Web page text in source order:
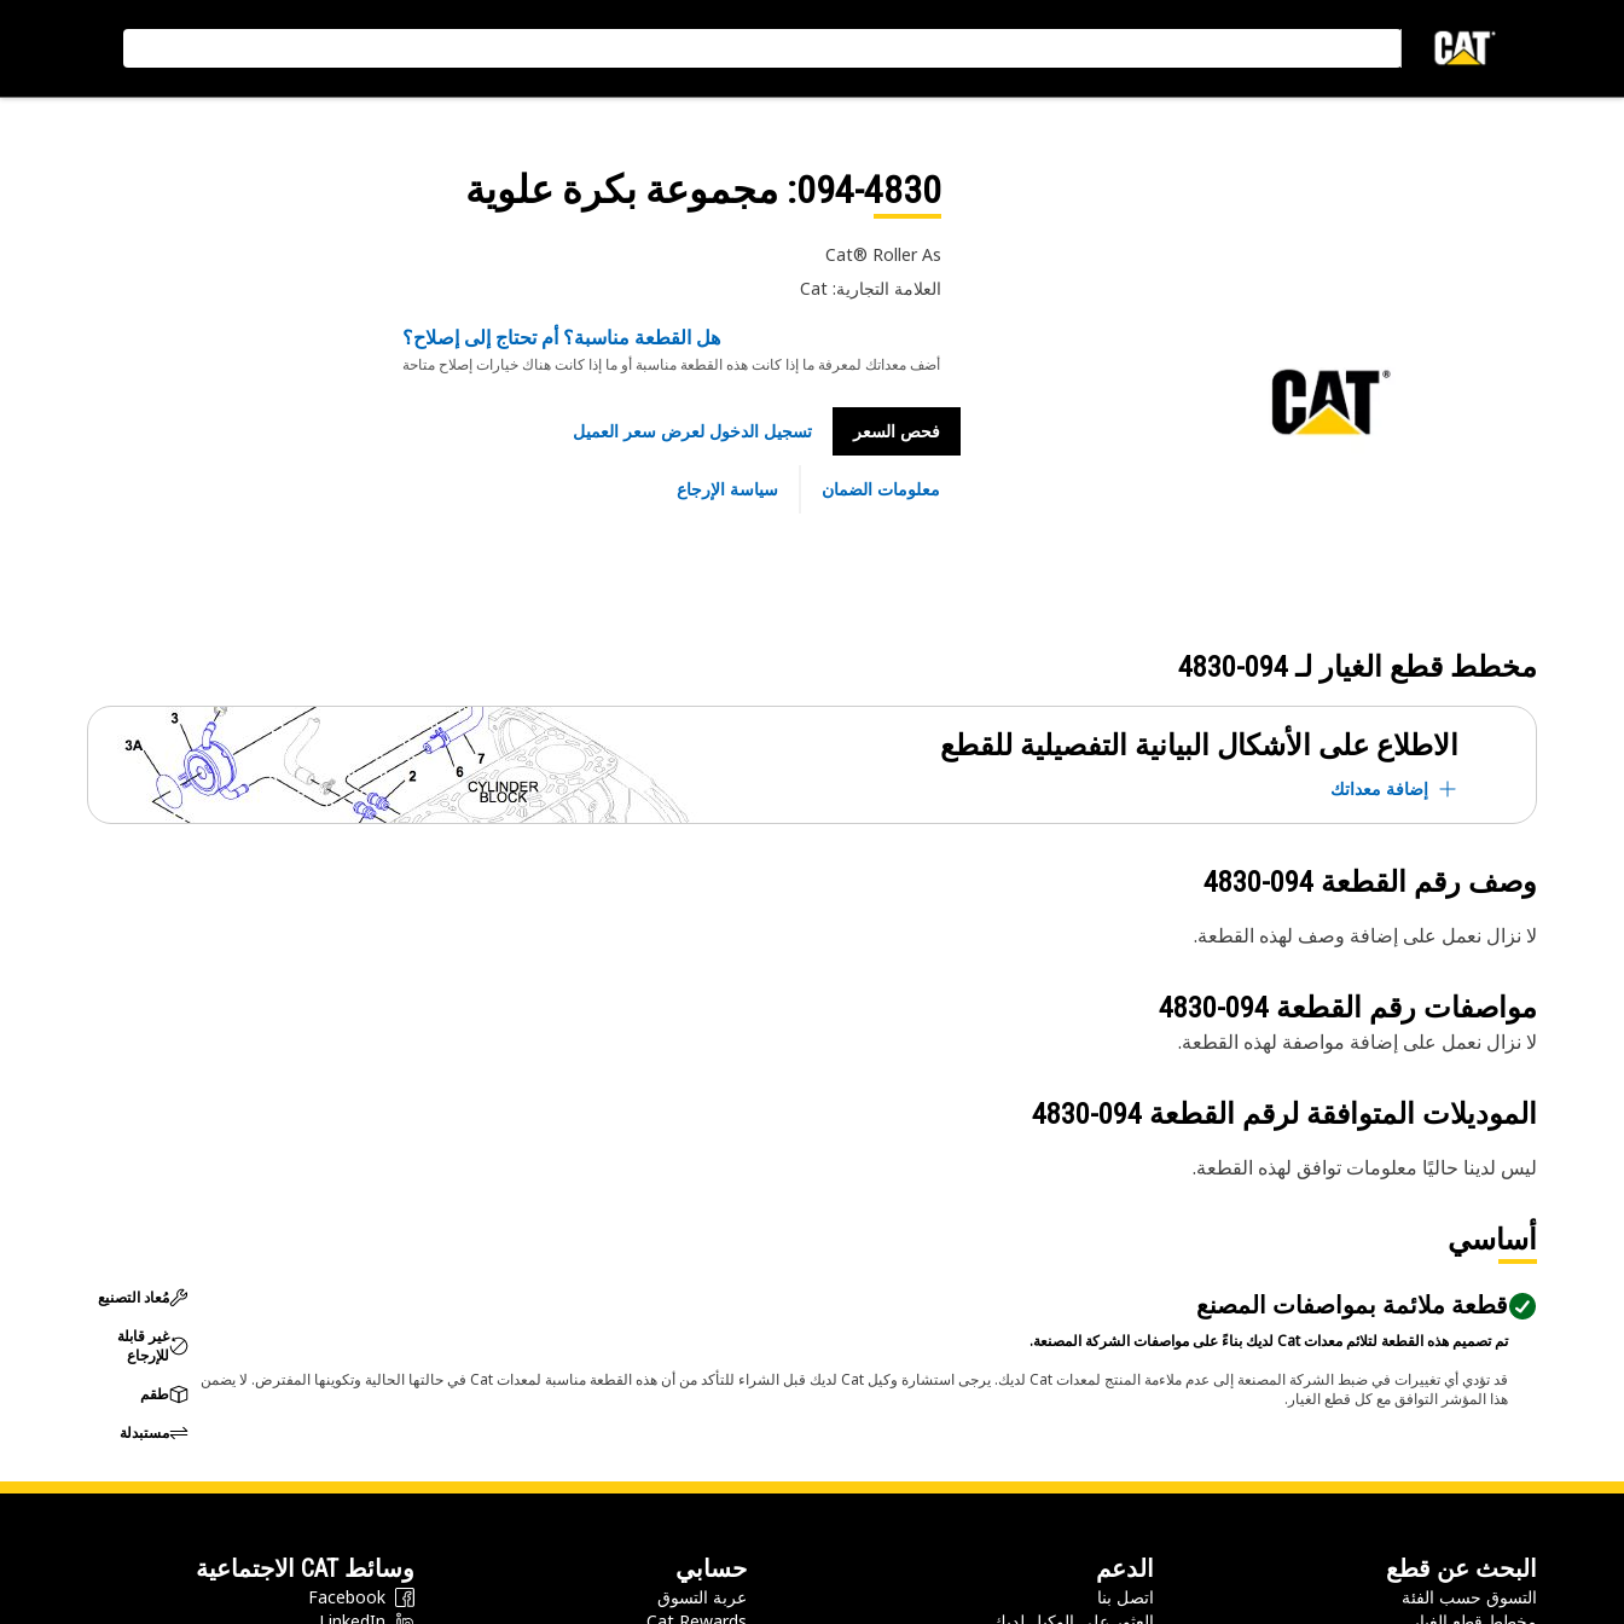
094-4830: مجموعة بكرة علوية
Cat® Roller As
العلامة التجارية: Cat
هل القطعة مناسبة؟ أم تحتاج إلى إصلاح؟
أضف معداتك لمعرفة ما إذا كانت هذه القطعة مناسبة أو ما إذا كانت هناك خيارات إصلاح متاحة
فحص السعر تسجيل الدخول لعرض سعر العميل
معلومات الضمان سياسة الإرجاع
مخطط قطع الغيار لـ094-4830
الاطلاع على الأشكال البيانية التفصيلية للقطع
إضافة معداتك
وصف رقم القطعة 094-4830
لا نزال نعمل على إضافة وصف لهذه القطعة.
مواصفات رقم القطعة 094-4830
لا نزال نعمل على إضافة مواصفة لهذه القطعة.
الموديلات المتوافقة لرقم القطعة 094-4830
ليس لدينا حاليًا معلومات توافق لهذه القطعة.
أساسي
قطعة ملائمة بمواصفات المصنع
تم تصميم هذه القطعة لتلائم معدات Cat لديك بناءً على مواصفات الشركة المصنعة.
قد تؤدي أي تغييرات في ضبط الشركة المصنعة إلى عدم ملاءمة المنتج لمعدات Cat لديك. يرجى استشارة وكيل Cat لديك قبل الشراء للتأكد من أن هذه القطعة مناسبة لمعدات Cat في حالتها الحالية وتكوينها المفترض. لا يضمن
هذا المؤشر التوافق مع كل قطع الغيار.
مُعاد التصنيع
غير قابلة
للإرجاع
طقم
مستبدلة
البحث عن قطع
التسوق حسب الفئة
الدعم
اتصل بنا
حسابي
عربة التسوق
وسائط CAT الاجتماعية
Facebook